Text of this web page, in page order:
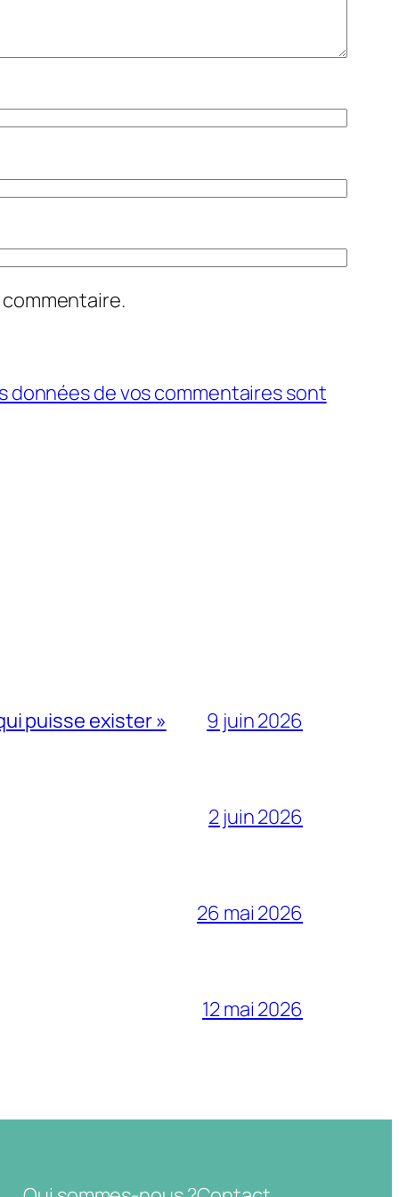
données de vos commentaires sont
puisse exister » 9 juin 2026
2 juin 2026
26 mai 2026
12 mai 2026